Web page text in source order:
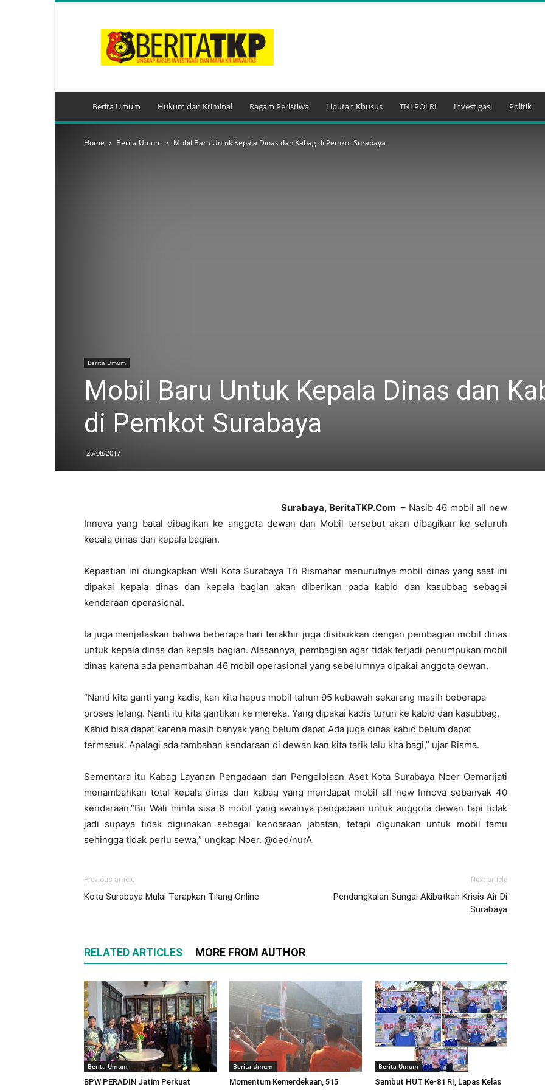
Berita Umum Hukum dan Kriminal Ragam Peristiwa Liputan Khusus TNI POLRI Investigasi Politik
Home Berita Umum Mobil Baru Untuk Kepala Dinas dan Kabag di Pemkot Surabaya
Berita Umum
Mobil Baru Untuk Kepala Dinas dan
di Pemkot Surabaya
25/08/2017
Surabaya, BeritaTKP.Com – Nasib 46 mobil all new
Innova yang batal dibagikan ke anggota dewan dan Mobil tersebut akan dibagikan ke seluruh
kepala dinas dan kepala bagian.
Kepastian ini diungkapkan Wali Kota Surabaya Tri Rismahar menurutnya mobil dinas yang saat ini
dipakai kepala dinas dan kepala bagian akan diberikan pada kabid dan kasubbag sebagai
kendaraan operasional.
Ia juga menjelaskan bahwa beberapa hari terakhir juga disibukkan dengan pembagian mobil dinas
untuk kepala dinas dan kepala bagian. Alasannya, pembagian agar tidak terjadi penumpukan mobil
dinas karena ada penambahan 46 mobil operasional yang sebelumnya dipakai anggota dewan.
“Nanti kita ganti yang kadis, kan kita hapus mobil tahun 95 kebawah sekarang masih beberapa
proses lelang. Nanti itu kita gantikan ke mereka. Yang dipakai kadis turun ke kabid dan kasubbag,
Kabid bisa dapat karena masih banyak yang belum dapat Ada juga dinas kabid belum dapat
termasuk. Apalagi ada tambahan kendaraan di dewan kan kita tarik lalu kita bagi,” ujar Risma.
Sementara itu Kabag Layanan Pengadaan dan Pengelolaan Aset Kota Surabaya Noer Oemarijati
menambahkan total kepala dinas dan kabag yang mendapat mobil all new Innova sebanyak 40
kendaraan.”Bu Wali minta sisa 6 mobil yang awalnya pengadaan untuk anggota dewan tapi tidak
jadi supaya tidak digunakan sebagai kendaraan jabatan, tetapi digunakan untuk mobil tamu
sehingga tidak perlu sewa,” ungkap Noer. @ded/nurA
Previous article
Kota Surabaya Mulai Terapkan Tilang Online
Next article
Pendangkalan Sungai Akibatkan Krisis Air Di
Surabaya
RELATED ARTICLES MORE FROM AUTHOR
Berita Umum
BPW PERADIN Jatim Perkuat
Berita Umum
Momentum Kemerdekaan, 515
Berita Umum
Sambut HUT Ke-81 RI, Lapas Kelas